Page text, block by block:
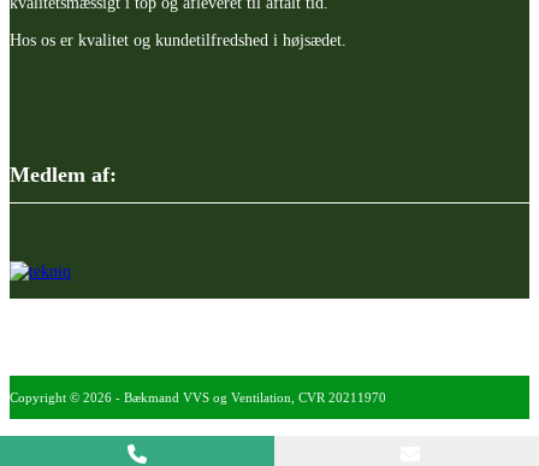
Hos os er kvalitet og kundetilfredshed i højsædet.
Medlem af:
Copyright © 2026 - Bækmand VVS og Ventilation , CVR 20211970